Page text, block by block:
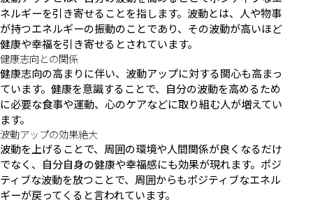
ネルギーを引き寄せることを指します。波動とは、人や物事
が持つエネルギーの振動のことであり、その波動が高いほど
健康や幸福を引き寄せるとされています。
健康志向との関係
健康志向の高まりに伴い、波動アップに対する関心も高まっ
ています。健康を意識することで、自分の波動を高めるため
に必要な食事や運動、心のケアなどに取り組む人が増えてい
ます。
波動アップの効果絶大
波動を上げることで、周囲の環境や人間関係が良くなるだけ
でなく、自分自身の健康や幸福感にも効果が現れます。ポジ
ティブな波動を放つことで、周囲からもポジティブなエネル
ギーが戻ってくると言われています。